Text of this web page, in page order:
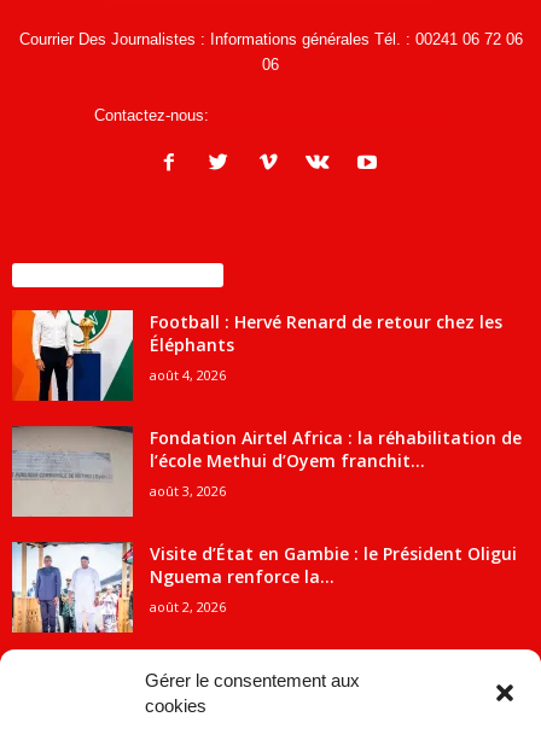
Gérer le consentement aux
cookies
Courrier Des Journalistes : Informations générales Tél. : 00241 06 72 06
06
Contactez-nous:
Football : Hervé Renard de retour chez les
Éléphants
août 4, 2026
Fondation Airtel Africa : la réhabilitation de
l’école Methui d’Oyem franchit...
août 3, 2026
Visite d’État en Gambie : le Président Oligui
Nguema renforce la...
août 2, 2026
CATÉGORIE POPULAIRE